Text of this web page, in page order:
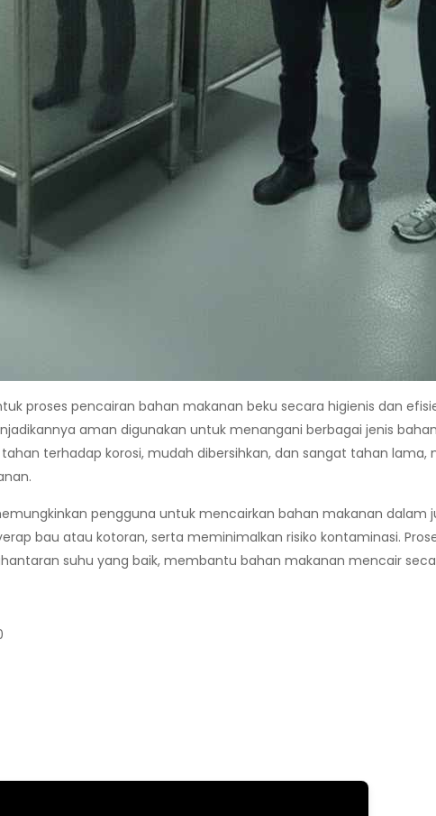
proses pencairan bahan makanan beku secara higienis dan
aman digunakan untuk menangani berbagai jenis
terhadap korosi, mudah dibersihkan, dan sangat tahan lama,
pengguna untuk mencairkan bahan makanan dalam
bau atau kotoran, serta meminimalkan risiko kontaminasi.
suhu yang baik, membantu bahan makanan mencair